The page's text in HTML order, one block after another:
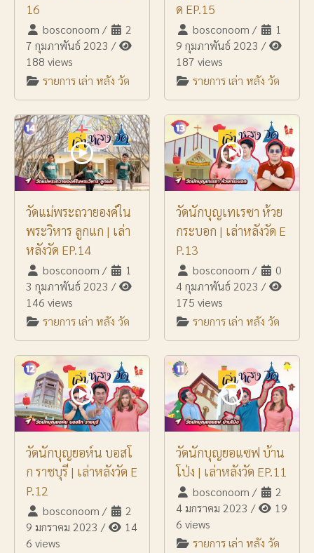
16
bosconoom /
2
7 กุมภาพันธ์ 2023 /
188 views
รายการ เล่า หลัง วัด
ด EP.15
bosconoom /
1
9 กุมภาพันธ์ 2023 /
187 views
รายการ เล่า หลัง วัด
วัดแม่พระถวายองค์ใน
พระวิหาร ลูกแก | เล่า
หลังวัด EP.14
bosconoom /
1
3 กุมภาพันธ์ 2023 /
146 views
รายการ เล่า หลัง วัด
วัดนักบุญเทเรซา ห้วย
กระบอก | เล่าหลังวัด E
P.13
bosconoom /
0
4 กุมภาพันธ์ 2023 /
175 views
รายการ เล่า หลัง วัด
วัดนักบุญยอห์น บอสโ
ก ราชบุรี | เล่าหลังวัด E
P.12
bosconoom /
2
9 มกราคม 2023 /
14
6 views
วัดนักบุญยอแซฟ บ้าน
โป่ง | เล่าหลังวัด EP.11
bosconoom /
2
4 มกราคม 2023 /
19
6 views
รายการ เล่า หลัง วัด